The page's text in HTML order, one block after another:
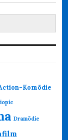
Komödie
Dramödie